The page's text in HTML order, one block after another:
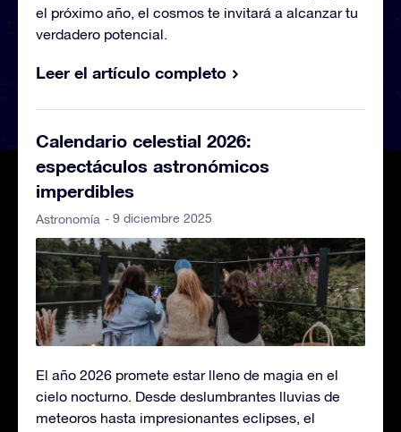
el próximo año, el cosmos te invitará a alcanzar tu
verdadero potencial.
Leer el artículo completo
Calendario celestial 2026:
espectáculos astronómicos
imperdibles
Astronomía - 9 diciembre 2025
El año 2026 promete estar lleno de magia en el
cielo nocturno. Desde deslumbrantes lluvias de
meteoros hasta impresionantes eclipses, el